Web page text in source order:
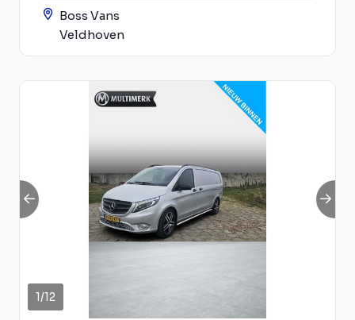
Boss Vans
Veldhoven
1/12